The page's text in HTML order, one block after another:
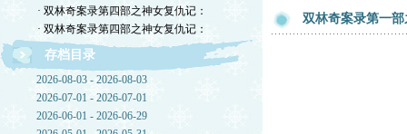
· 双林奇案录第四部之神女复仇记：
· 双林奇案录第四部之神女复仇记：
存档目录
2026-08-03 - 2026-08-03
2026-07-01 - 2026-07-01
2026-06-01 - 2026-06-29
双林奇案录第一